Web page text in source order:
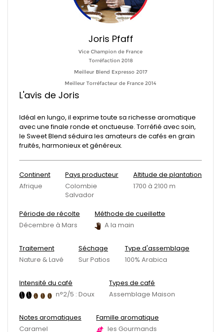
Joris Pfaff
Vice Champion de France
Torréfaction 2018
Meilleur Blend Expresso 2017
Meilleur Torréfacteur de France 2014
L'avis de Joris
Idéal en lungo, il exprime toute sa richesse aromatique
avec une finale ronde et onctueuse. Torréfié avec soin,
le Sweet Blend séduira les amateurs de cafés en grain
fruités, harmonieux et généreux.
Continent
Afrique
Pays producteur
Colombie
Salvador
Altitude de plantation
1700 à 2100 m
Période de récolte
Décembre à Mars
Méthode de cueillette
A la main
Traitement
Nature & Lavé
Séchage
Sur Patios
Type d'assemblage
100% Arabica
Intensité du café
n°2/5 : Doux
Types de café
Assemblage Maison
Notes aromatiques
Caramel
Famille aromatique
les Gourmands